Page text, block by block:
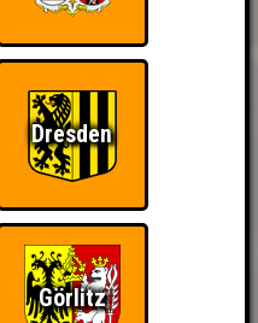
RESERVIERUNG
Dresden
Görlitz